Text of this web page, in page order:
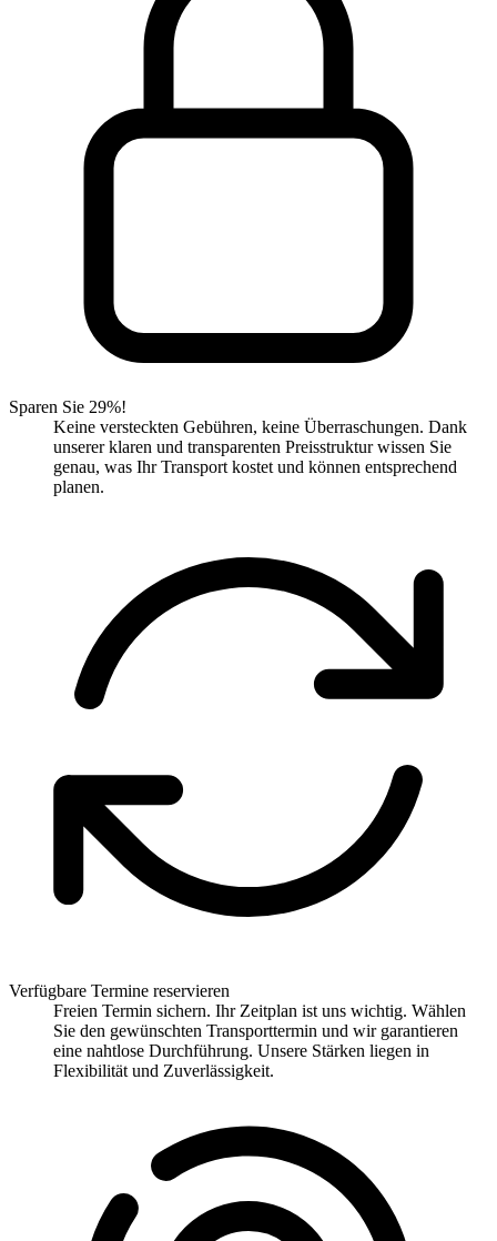
Sparen Sie 29%!
Keine versteckten Gebühren, keine Überraschungen. Dank
unserer klaren und transparenten Preisstruktur wissen Sie
genau, was Ihr Transport kostet und können entsprechend
planen.
Verfügbare Termine reservieren
Freien Termin sichern. Ihr Zeitplan ist uns wichtig. Wählen
Sie den gewünschten Transporttermin und wir garantieren
eine nahtlose Durchführung. Unsere Stärken liegen in
Flexibilität und Zuverlässigkeit.